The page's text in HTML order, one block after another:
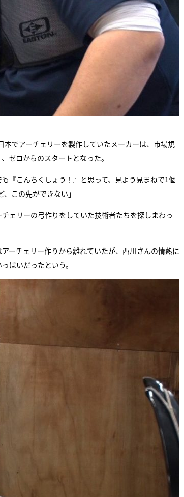
でアーチェリーを製作していたメーカーは、市場規
ゼロからのスタートとなった。
『こんちくしょう！』と思って、見よう見まねで1個
この先ができない」
ェリーの弓作りをしていた技術者たちを探しまわっ
ーチェリー作りから離れていたが、西川さんの情熱に
ぱいだったという。